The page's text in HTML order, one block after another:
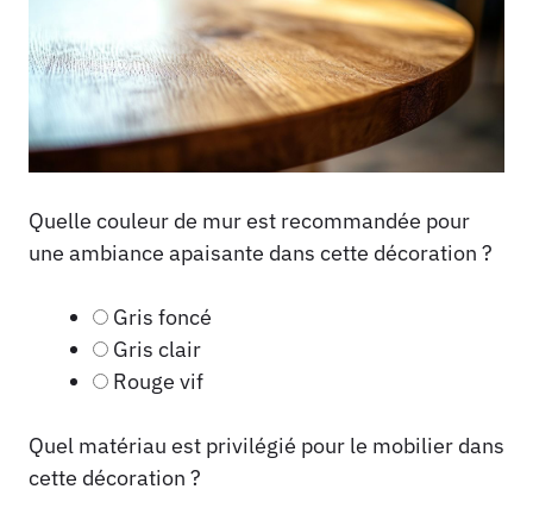
Quelle couleur de mur est recommandée pour
une ambiance apaisante dans cette décoration ?
Gris foncé
Gris clair
Rouge vif
Quel matériau est privilégié pour le mobilier dans
cette décoration ?